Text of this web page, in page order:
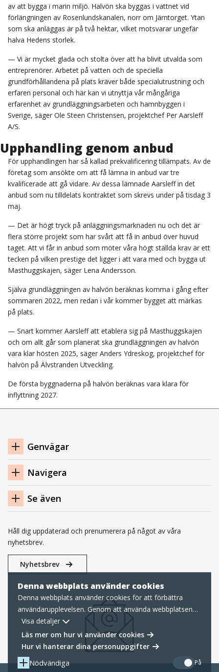
Denna webbplats använder cookies
Denna webbplats använder cookies för att förbättra
användarupplevelsen. Genom att använda webbplatsen
samtycker du till nödvändiga cookies, läs mer nedan om
hur vi hanterar cookies samt personuppgifter.
Visa detaljer
Läs mer om hur vi använder cookies
Hur vi hanterar dina personuppgifter
Nödvändiga På
av att bygga i marin miljö. Halvön ska byggas i vattnet vid
förlängningen av Rosenlundskanalen, norr om Järntorget. Ytan
som ska anläggas är på två hektar, vilket motsvarar ungefär
halva Hedens storlek.
— Vi är mycket glada och stolta över att ha blivit utvalda som
entreprenörer. Arbetet på vatten och de speciella
grundförhållandena på plats kräver både specialutrustning och
erfaren personal och här kan vi utnyttja vår mångåriga
erfarenhet av grundläggningsarbeten och hamnbyggen i
Sverige, säger Ole Steen Christensen, projektchef Per Aarsleff
A/S.
Upphandling genom anbud
För upphandlingen har så kallad prekvalificering tillämpats. Av de
företag som ansökte om att få lämna in anbud var tre
kvalificerade att gå vidare. Av dessa lämnade Aarsleff in det
anbud som nu tilldelats kontraktet som skrevs under på tisdag 3
maj.
— Det är högt tryck på anläggningsmarknaden nu och det är
flera större projekt som har svårt att få in anbud över huvud
taget. Att vi får in anbud som möter våra högt ställda krav är ett
tecken på vilken prestige det ligger i att vara med och bygga ut
Masthuggskajen, säger Lena Andersson.
Själva grundläggningen av halvön beräknas komma i gång efter
sommaren 2022, men redan i vår kommer bygget att märkas
på plats.
— Snart kommer Aarsleff att etablera sig på Masthuggskajen
och om allt går som planerat ska grundläggningen av halvön
vara klar hösten 2025, säger Anders Ydreskog, projektchef för
halvön på Älvstranden Utveckling.
De första byggnaderna på halvön beräknas vara klara för
inflyttning 2027.
Navigation
sidfot
Genvägar
Navigera
Se även
Håll dig uppdaterad och prenumerera på något av våra
nyhetsbrev.
Nyhetsbrev